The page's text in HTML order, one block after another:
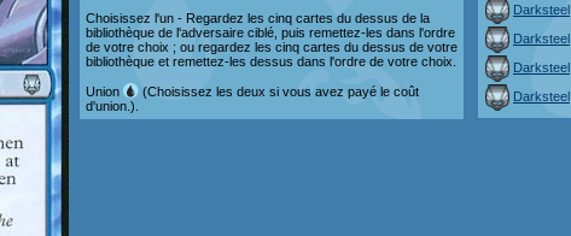
Choisissez l'un - Regardez les cinq cartes du dessus de la
bibliothèque de l'adversaire ciblé, puis remettez-les dans l'ordre
de votre choix ; ou regardez les cinq cartes du dessus de votre
bibliothèque et remettez-les dessus dans l'ordre de votre choix.
Union
(Choisissez les deux si vous avez payé le coût
d'union.).
Darksteel
Darksteel
Darksteel
Darksteel